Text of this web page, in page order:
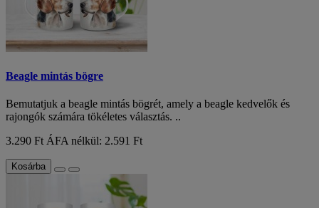
Beagle mintás bögre
Bemutatjuk a beagle mintás bögrét, amely a beagle kedvelők és
rajongók számára tökéletes választás. ..
3.290 FtÁFA nélkül: 2.591 Ft
Kosárba